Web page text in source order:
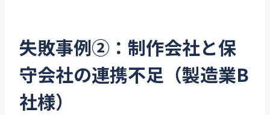
失敗事例②：制作会社と保
守会社の連携不足（製造業B
社様）